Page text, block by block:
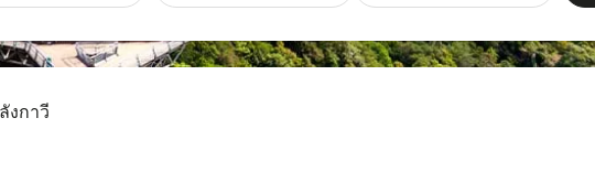
งกาวี
วันที่ด้านล่างเพื่อค้นหาข้อเสนอ